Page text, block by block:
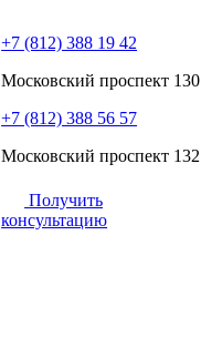
+7 (812) 388 19 42
Московский проспект 130
+7 (812) 388 56 57
Московский проспект 132
Получить
консультацию